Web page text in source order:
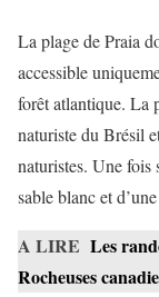
La plage de Praia
accessible
forêt atlantique. La
naturiste du Brésil
naturistes. Une fois
sable blanc et
A LIRE Les
Rocheuses